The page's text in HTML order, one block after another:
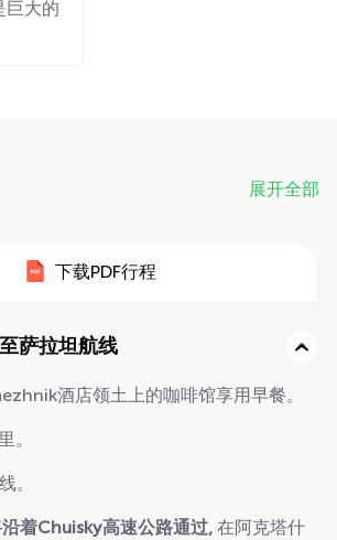
巨大的
展开全部
下载PDF行程
萨拉坦航线
酒店领土上的咖啡馆享用早餐。
。
。
着Chuisky高速公路通过, 在阿克塔什